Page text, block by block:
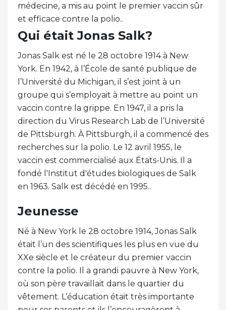
médecine, a mis au point le premier vaccin sûr
et efficace contre la polio..
Qui était Jonas Salk?
Jonas Salk est né le 28 octobre 1914 à New
York. En 1942, à l’École de santé publique de
l’Université du Michigan, il s’est joint à un
groupe qui s’employait à mettre au point un
vaccin contre la grippe. En 1947, il a pris la
direction du Virus Research Lab de l’Université
de Pittsburgh. À Pittsburgh, il a commencé des
recherches sur la polio. Le 12 avril 1955, le
vaccin est commercialisé aux États-Unis. Il a
fondé l'Institut d'études biologiques de Salk
en 1963. Salk est décédé en 1995..
Jeunesse
Né à New York le 28 octobre 1914, Jonas Salk
était l’un des scientifiques les plus en vue du
XXe siècle et le créateur du premier vaccin
contre la polio. Il a grandi pauvre à New York,
où son père travaillait dans le quartier du
vêtement. L’éducation était très importante